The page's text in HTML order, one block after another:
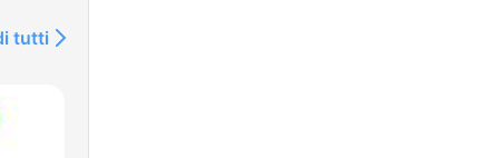
tutti